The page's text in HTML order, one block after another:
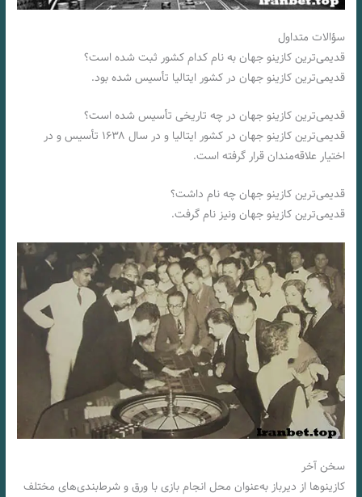
سؤالات متداول
قدیمی‌ترین کازینو جهان به نام کدام کشور ثبت شده است؟
قدیمی‌ترین کازینو جهان در کشور ایتالیا تأسیس شده بود.
قدیمی‌ترین کازینو جهان در چه تاریخی تأسیس شده است؟
قدیمی‌ترین کازینو جهان در کشور ایتالیا و در سال ۱۶۳۸ تأسیس و در
اختیار علاقه‌مندان قرار گرفته است.
قدیمی‌ترین کازینو جهان چه نام داشت؟
قدیمی‌ترین کازینو جهان ونیز نام گرفت.
سخن آخر
کازینوها از دیرباز به‌عنوان محل انجام بازی با ورق و شرط‌بندی‌های مختلف